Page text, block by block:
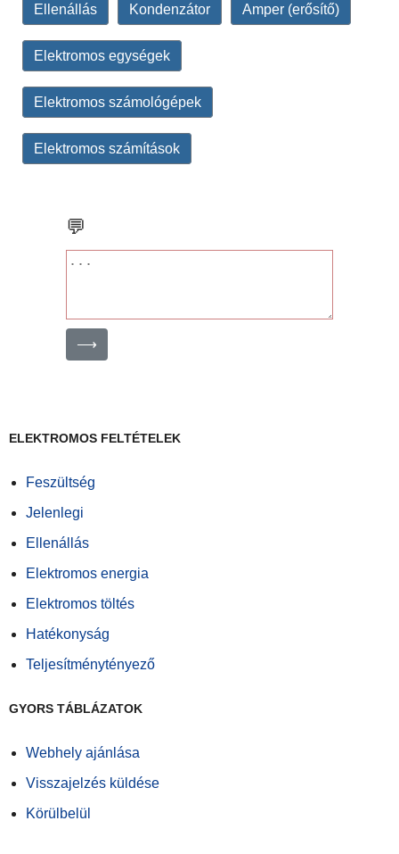
Ellenállás Kondenzátor Amper (erősítő)
Elektromos egységek
Elektromos számológépek
Elektromos számítások
💬
⟶
ELEKTROMOS FELTÉTELEK
Feszültség
Jelenlegi
Ellenállás
Elektromos energia
Elektromos töltés
Hatékonyság
Teljesítménytényező
GYORS TÁBLÁZATOK
Webhely ajánlása
Visszajelzés küldése
Körülbelül